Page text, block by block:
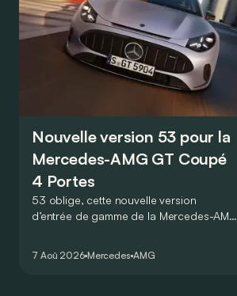
Nouvelle version 53 pour la
Mercedes-AMG GT Coupé
4 Portes
53 oblige, cette nouvelle version
d’entrée de gamme de la Mercedes-AMG
moins…
7 Aoû 2026 Mercedes AMG